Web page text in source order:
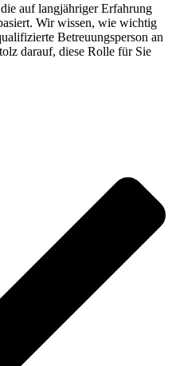
auf langjähriger Erfahrung
Wir wissen, wie wichtig
Betreuungsperson an
darauf, diese Rolle für Sie